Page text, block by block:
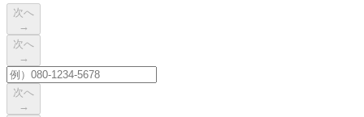
次へ
→
次へ
→
次へ
→